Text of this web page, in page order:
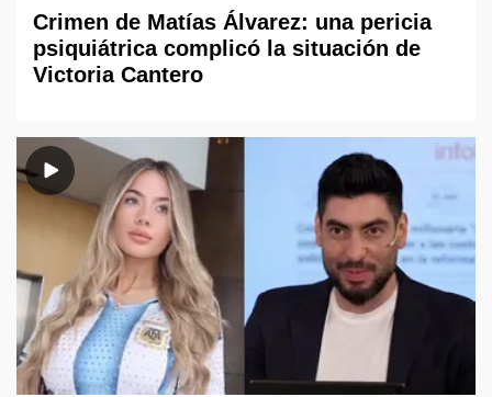
Crimen de Matías Álvarez: una pericia
psiquiátrica complicó la situación de
Victoria Cantero